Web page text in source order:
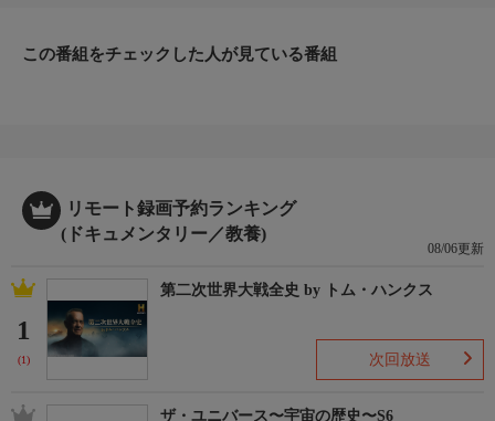
この番組をチェックした人が見ている番組
リモート録画予約ランキング
(ドキュメンタリー／教養)
08/06更新
1
(1)
第二次世界大戦全史 by トム・ハンクス
次回放送
ザ・ユニバース〜宇宙の歴史〜S6